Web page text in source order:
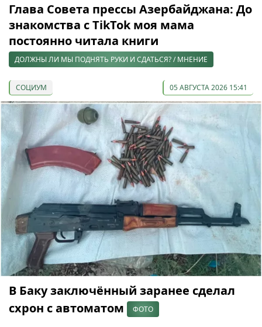
Глава Совета прессы Азербайджана: До
знакомства с TikTok моя мама
постоянно читала книги
ДОЛЖНЫ ЛИ МЫ ПОДНЯТЬ РУКИ И СДАТЬСЯ? / МНЕНИЕ
СОЦИУМ 05 АВГУСТА 2026 15:41
В Баку заключённый заранее сделал
схрон с автоматом
ФОТО